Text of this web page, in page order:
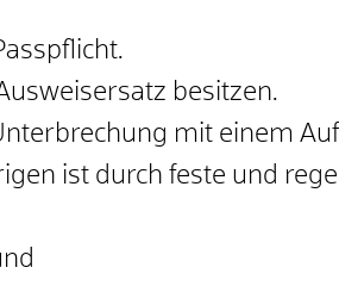
besitzen.
mit einem
ist durch feste und